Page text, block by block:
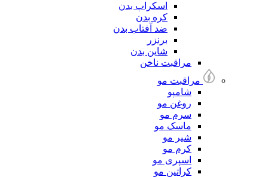
اسکراپ بدن
کره بدن
ضد آفتاب بدن
برنزر
شاین بدن
مراقبت ناخن
مراقبت مو
شامپو
روغن مو
سرم مو
ماسک مو
شیر مو
کرم مو
اسپری مو
کراتین مو